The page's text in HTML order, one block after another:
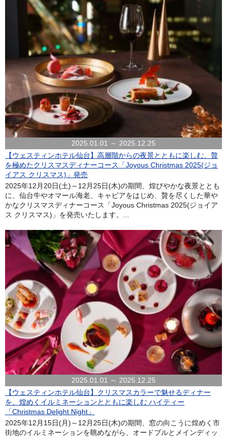
2025.01.01 ～ 2025.12.25
【ウェスティンホテル仙台】高層階からの夜景とともに楽しむ、贅
を極めたクリスマスディナーコース「Joyous Christmas 2025(ジョ
イアス クリスマス)」発売
2025年12月20日(土)～12月25日(木)の期間、煌びやかな夜景ととも
に、仙台牛やオマール海老、キャビアをはじめ、贅を尽くした華や
かなクリスマスディナーコース「Joyous Christmas 2025(ジョイア
ス クリスマス)」を発売いたします。...
2025.01.01 ～ 2025.12.25
【ウェスティンホテル仙台】クリスマスカラーで魅せるディナー
を、煌めくイルミネーションとともに楽しむ ハイティー
「Christmas Delight Night」
2025年12月15日(月)～12月25日(木)の期間、窓の向こうに煌めく市
街地のイルミネーションを眺めながら、オードブルとメインディッ